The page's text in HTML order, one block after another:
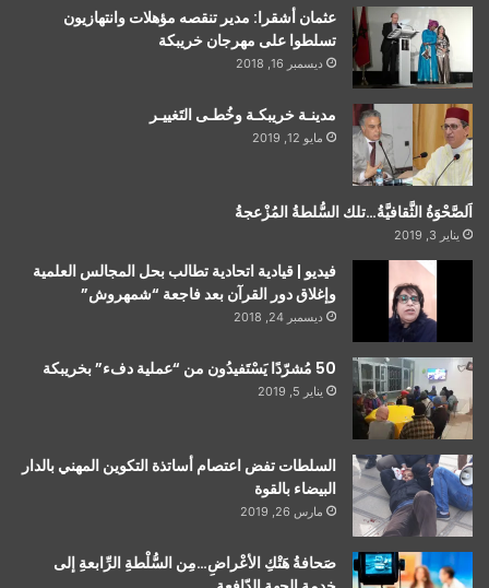
عثمان أشقرا: مدير تنقصه مؤهلات وانتهازيون
تسلطوا على مهرجان خريبكة
ديسمبر 16, 2018
مدينـة خريبكـة وخُطـى التَغييـر
مايو 12, 2019
اَلصَّحْوَةُ الثَّقافيَّةُ…تلك السُّلطةُ المُزْعجةُ
يناير 3, 2019
فيديو | قيادية اتحادية تطالب بحل المجالس العلمية
وإغلاق دور القرآن بعد فاجعة “شمهروش”
ديسمبر 24, 2018
50 مُشرّدًا يَسْتَفيدُون من “عملية دفء” بخريبكة
يناير 5, 2019
السلطات تفض اعتصام أساتذة التكوين المهني بالدار
البيضاء بالقوة
مارس 26, 2019
صَحافةُ هَتْكِ الأعْراضِ…مِن السُّلْطةِ الرِّابعةِ إلى